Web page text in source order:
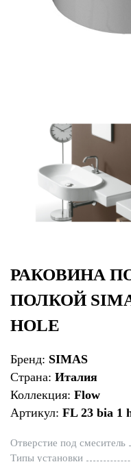
РАКОВИНА
ПОЛКОЙ
HOLE
Бренд: SIMAS
Страна: Италия
Коллекция: Flow
Артикул: FL 23 bia 1
Отверстие под смеситель
Типы установки